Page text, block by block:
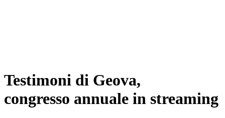
Testimoni di Geova,
congresso annuale in streaming